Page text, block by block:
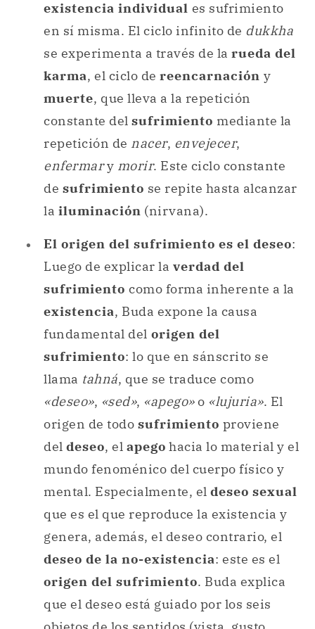
existencia individual es sufrimiento
en sí misma. El ciclo infinito de dukkha
se experimenta a través de la rueda del
karma, el ciclo de reencarnación y
muerte, que lleva a la repetición
constante del sufrimiento mediante la
repetición de nacer, envejecer,
enfermary morir. Este ciclo constante
de sufrimiento se repite hasta alcanzar
la iluminación (nirvana).
El origen del sufrimiento es el deseo:
Luego de explicar la verdad del
sufrimiento como forma inherente a la
existencia, Buda expone la causa
fundamental del origen del
sufrimiento: lo que en sánscrito se
llama tahná, que se traduce como
«deseo», «sed», «apego»o «lujuria». El
origen de todo sufrimiento proviene
del deseo, el apego hacia lo material y el
mundo fenoménico del cuerpo físico y
mental. Especialmente, el deseo sexual
que es el que reproduce la existencia y
genera, además, el deseo contrario, el
deseo de la no-existencia: este es el
origen del sufrimiento. Buda explica
que el deseo está guiado por los seis